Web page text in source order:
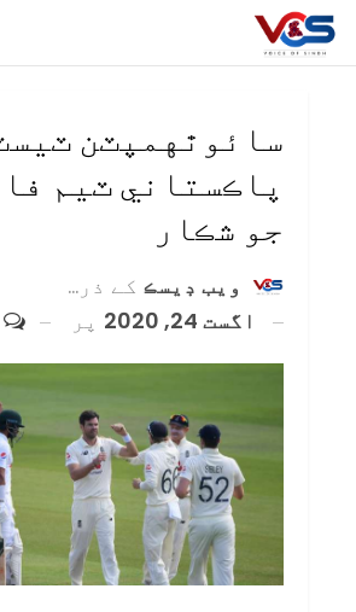
سائوٿهمپٽن
پاڪستاني ٽيم
جو شڪار
ويب ڊيسڪ کے ذریعہ
اگست 24, 2020
پر